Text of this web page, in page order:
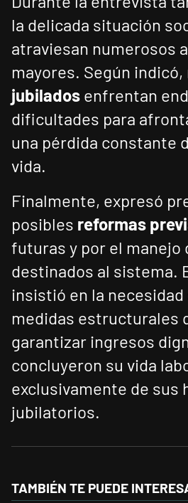
la delicada situación
atraviesan numerosos
mayores. Según
jubilados enfrentan
dificultades para
una pérdida constante
vida.
Finalmente, expresó
posibles reformas
futuras y por el manejo
destinados al sistema.
insistió en la
medidas estructurales
garantizar ingresos
concluyeron su vida
exclusivamente de sus
jubilatorios.
TAMBIÉN TE PUEDE